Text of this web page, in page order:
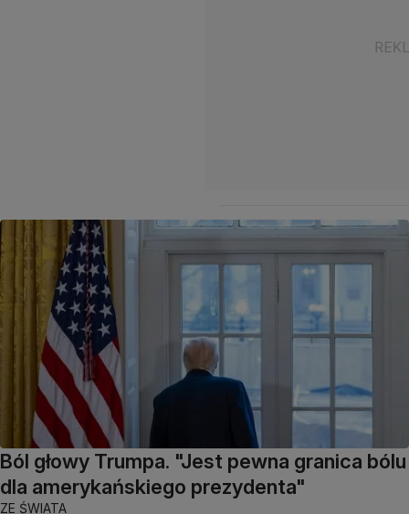
Ból głowy Trumpa. "Jest pewna granica bólu
dla amerykańskiego prezydenta"
ZE ŚWIATA